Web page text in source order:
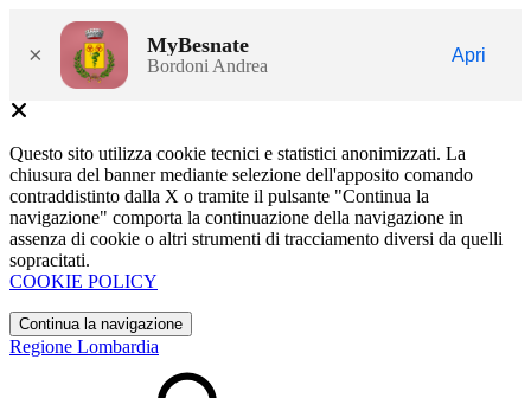
× MyBesnate
Bordoni Andrea
Apri
Questo sito utilizza cookie tecnici e statistici anonimizzati. La
chiusura del banner mediante selezione dell'apposito comando
contraddistinto dalla X o tramite il pulsante "Continua la
navigazione" comporta la continuazione della navigazione in
assenza di cookie o altri strumenti di tracciamento diversi da quelli
sopracitati.
COOKIE POLICY
Continua la navigazione
Regione Lombardia